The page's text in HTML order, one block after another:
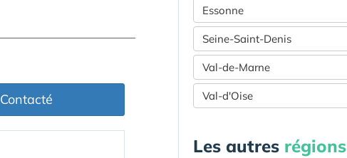
Essonne
Seine-Saint-Denis
Val-de-Marne
Val-d'Oise
Les autres régions